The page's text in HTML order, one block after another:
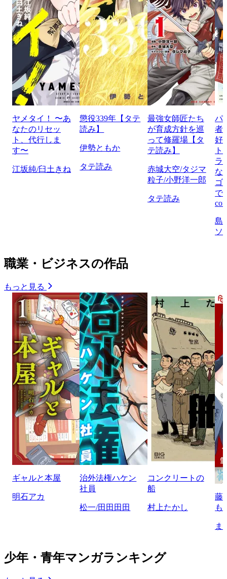
ヤメタイ！ 〜あ
なたのリセッ
ト、代行しま
す〜
江坂純/臼土きね
懲役339年【タテ
読み】
伊勢ともか
タテ読み
最強女師匠たち
が育成方針を巡
って修羅場【タ
テ読み】
赤城大空/タジマ
粒子/小野洋一郎
タテ読み
パ
者
好
ト
ラ
な
ゴ
で
島
ソ
職業・ビジネスの作品
もっと見る
ギャルと本屋
明石アカ
治外法権ハケン
社員
松一/田田田田
コンクリートの
船
村上たかし
藤
も
ま
少年・青年マンガランキング